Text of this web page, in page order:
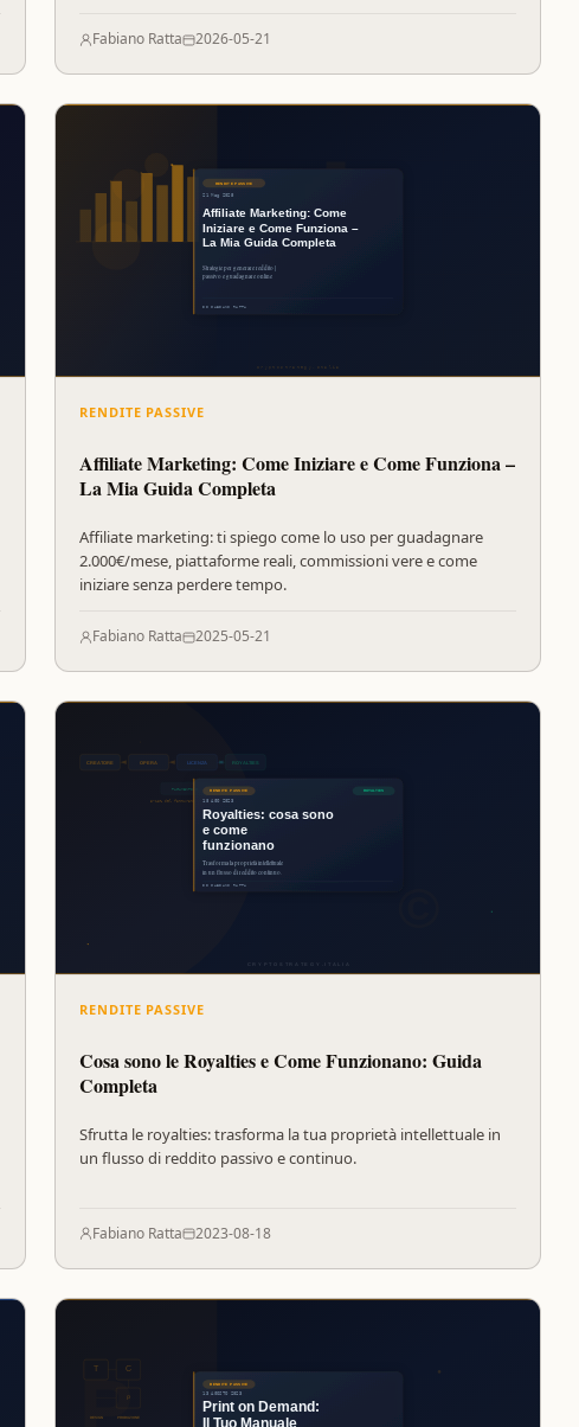
Fabiano Ratta 2026-05-21
RENDITE PASSIVE
Affiliate Marketing: Come Iniziare e Come Funziona –
La Mia Guida Completa
Affiliate marketing: ti spiego come lo uso per guadagnare
2.000€/mese, piattaforme reali, commissioni vere e come
iniziare senza perdere tempo.
Fabiano Ratta 2025-05-21
RENDITE PASSIVE
Cosa sono le Royalties e Come Funzionano: Guida
Completa
Sfrutta le royalties: trasforma la tua proprietà intellettuale in
un flusso di reddito passivo e continuo.
Fabiano Ratta 2023-08-18